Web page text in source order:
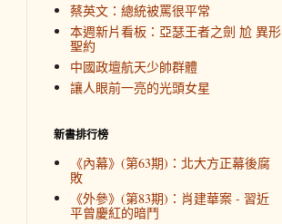
蔡英文：總統被罵很平常
本週新片看板：亞瑟王者之劍 尬 異形
聖約
中國政壇航天少帥群體
讓人眼前一亮的光頭女星
新書排行榜
《內幕》(第63期)：北大方正幕後腐
敗
《外參》(第83期)：肖建華案 - 習近
平曾慶紅的暗鬥